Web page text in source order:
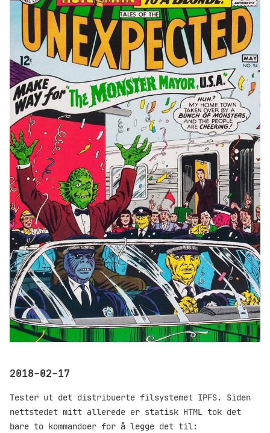
2018-02-17
Tester ut det distribuerte filsystemet IPFS. Siden
nettstedet mitt allerede er statisk HTML tok det
bare to kommandoer for å legge det til: